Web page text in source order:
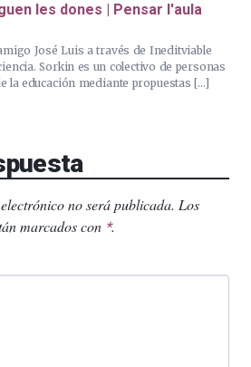
les dones | Pensar l'aula
José Luis a través de Ineditviable
Sorkin es un colectivo de personas
la educación mediante propuestas […]
no será publicada. Los
marcados con *.